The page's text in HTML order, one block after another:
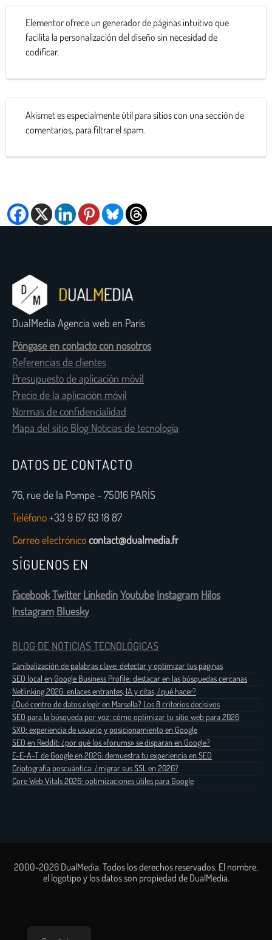
Elementor ofrece un generador de páginas intuitivo que
facilita la personalización del diseño sin necesidad de
codificar.
Akismet es especialmente útil para sitios con una sección de
comentarios, para filtrar el spam.
DualMedia Agencia web en París
Póngase en contacto con nosotros
Referencias de clientes
Presupuesto de aplicación móvil
Precio de la aplicación móvil
Normas de confidencialidad
Mapa del sitio Blog Noticias de tecnología
DATOS DE CONTACTO
76, rue de la Pompe - 75016 PARÍS
Teléfono+33 9 67 63 18 87
Correo electrónicocontact@dualmedia.fr
SÍGUENOS EN
FacebookTwitter LinkedinYoutube Instagram Hilos
Instagram Bluesky
BLOG DE NOTICIAS TECNOLÓGICAS
Canibalización de palabras clave: detectar y optimizar tus páginas
SEO local en Google Business Profile: destacar en las búsquedas cercanas
Netlinking 2026: enlaces entrantes, IA y citas, ¿qué hacer?
¿Qué centro de datos elegir en Marsella? Los 8 criterios decisivos
SEO para la búsqueda por voz: cómo optimizar tu sitio web para 2026
SXO: experiencia de usuario y posicionamiento en Google
SEO en Reddit: ¿por qué los «forums» se disparan en Google?
E-E-A-T de Google en 2026: demuestra tu experiencia en SEO
Criptografía poscuántica: ¿migrar sus SSL en 2026?
Core Web Vitals 2026: optimizaciones útiles para Google
2000-2026 DualMedia. Todos los derechos reservados. El nombre,
el logotipo y los datos son propiedad de DualMedia.